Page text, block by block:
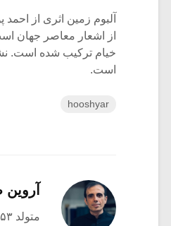
آلبوم زمین اثری از
از اشعار معاصر جهان
است.
hooshyar
متولد ۱۳۵۳ تهران